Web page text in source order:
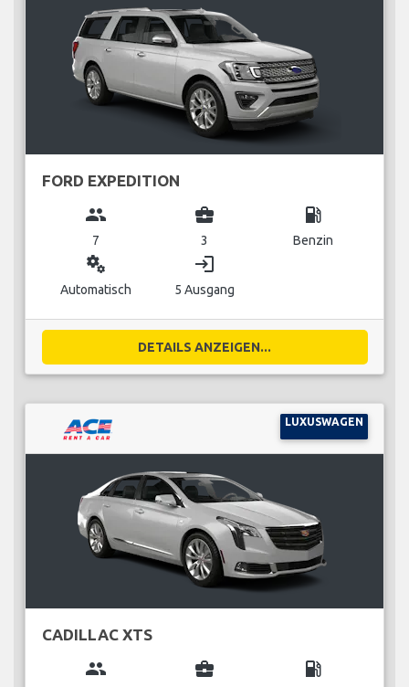
FORD EXPEDITION
group
7
business_center
3
local_gas_station
Benzin
miscellaneous_services
Automatisch
login
5 Ausgang
DETAILS ANZEIGEN...
LUXUSWAGEN
CADILLAC XTS
group business_center local_gas_station